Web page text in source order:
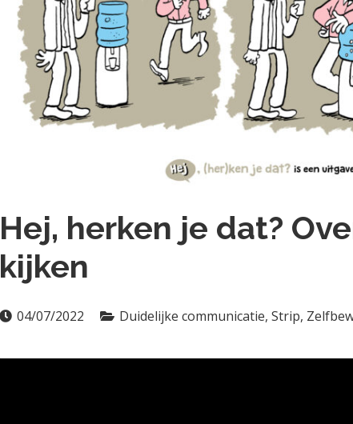
Hej, herken je dat?
kijken
04/07/2022 Duidelijke communicatie, Strip,